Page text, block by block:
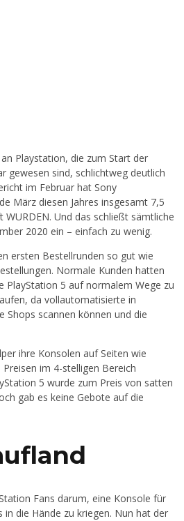
Playstation, die zum Start der
gewesen sind, schlichtweg deutlich
im Februar hat Sony
März diesen Jahres insgesamt 7,5
Und das schließt sämtliche
2020 ein – einfach zu wenig.
ersten Bestellrunden so gut wie
Normale Kunden hatten
PlayStation 5 auf normalem Wege zu
da vollautomatisierte in
Shops scannen können und die
ihre Konsolen auf Seiten wie
Preisen im 4-stelligen Bereich
5 wurde zum Preis von satten
gab es keine Gebote auf die
Fans darum, eine Konsole für
in die Hände zu kriegen. Nun hat der